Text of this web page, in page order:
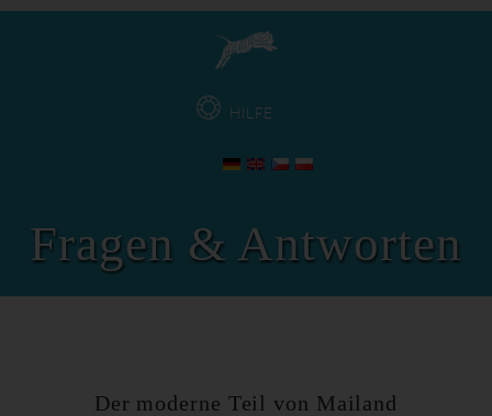
HILFE
Fragen & Antworten
Der moderne Teil von Mailand